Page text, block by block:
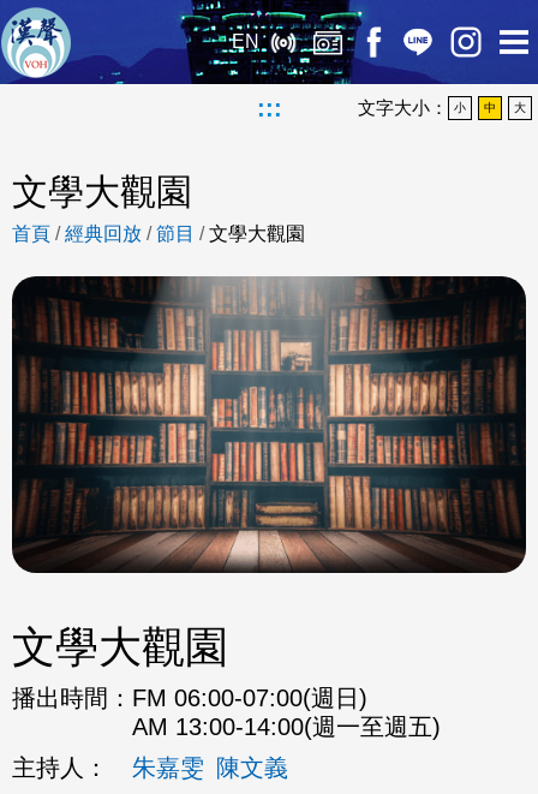
EN
::: 文字大小： 小 中 大
文學大觀園
首頁 /經典回放 /節目 /文學大觀園
文學大觀園
播出時間： FM 06:00-07:00(週日)
AM 13:00-14:00(週一至週五)
主持人：
朱嘉雯 陳文義